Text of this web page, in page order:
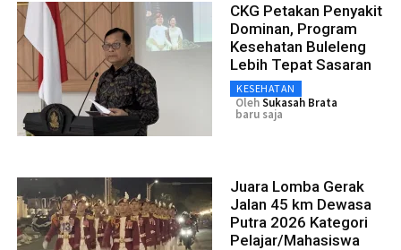
CKG Petakan Penyakit
Dominan, Program
Kesehatan Buleleng
Lebih Tepat Sasaran
KESEHATAN
OlehSukasah Brata
baru saja
Juara Lomba Gerak
Jalan 45 km Dewasa
Putra 2026 Kategori
Pelajar/Mahasiswa